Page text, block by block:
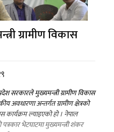
ग्रामीण विकास
सरकारले मुख्यमन्त्री ग्रामीण विकास
अवधारणा अन्तर्गत ग्रामीण क्षेत्रको
कार्यक्रम ल्याइएको हो । नेपाल
भेटघाटमा मुख्यमन्त्री शंकर